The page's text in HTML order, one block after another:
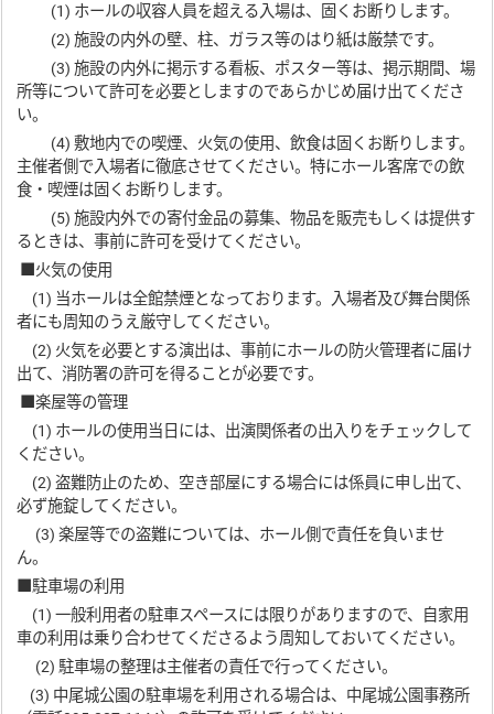
(1) ホールの収容人員を超える入場は、固くお断りします。
(2) 施設の内外の壁、柱、ガラス等のはり紙は厳禁です。
(3) 施設の内外に掲示する看板、ポスター等は、掲示期間、場
所等について許可を必要としますのであらかじめ届け出てくださ
い。
(4) 敷地内での喫煙、火気の使用、飲食は固くお断りします。
主催者側で入場者に徹底させてください。特にホール客席での飲
食・喫煙は固くお断りします。
(5) 施設内外での寄付金品の募集、物品を販売もしくは提供す
るときは、事前に許可を受けてください。
■火気の使用
(1) 当ホールは全館禁煙となっております。入場者及び舞台関係
者にも周知のうえ厳守してください。
(2) 火気を必要とする演出は、事前にホールの防火管理者に届け
出て、消防署の許可を得ることが必要です。
■楽屋等の管理
(1) ホールの使用当日には、出演関係者の出入りをチェックして
ください。
(2) 盗難防止のため、空き部屋にする場合には係員に申し出て、
必ず施錠してください。
(3) 楽屋等での盗難については、ホール側で責任を負いませ
ん。
■駐車場の利用
(1) 一般利用者の駐車スペースには限りがありますので、自家用
車の利用は乗り合わせてくださるよう周知しておいてください。
(2) 駐車場の整理は主催者の責任で行ってください。
(3) 中尾城公園の駐車場を利用される場合は、中尾城公園事務所